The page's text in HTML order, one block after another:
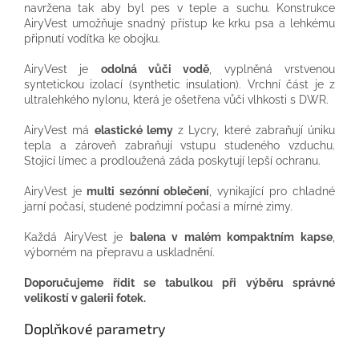
navržena tak aby byl pes v teple a suchu. Konstrukce
AiryVest umožňuje snadný přístup ke krku psa a lehkému
připnutí vodítka ke obojku.
AiryVest je odolná vůči vodě , vyplněná vrstvenou
syntetickou izolací (synthetic insulation). Vrchní část je z
ultralehkého nylonu, která je ošetřena vůči vlhkosti s DWR.
AiryVest má elastické lemyz Lycry, které zabraňují úniku
tepla a zároveň zabraňují vstupu studeného vzduchu.
Stojící límec a prodloužená záda poskytují lepší ochranu.
AiryVest jemulti sezónní oblečení , vynikající pro chladné
jarní počasí, studené podzimní počasí a mírné zimy.
Každá AiryVest je balena v malém kompaktním kapse
výborném na přepravu a uskladnění.
Doporučujeme řídit se tabulkou při výběru správné
velikostí v galerii fotek.
Doplňkové parametry